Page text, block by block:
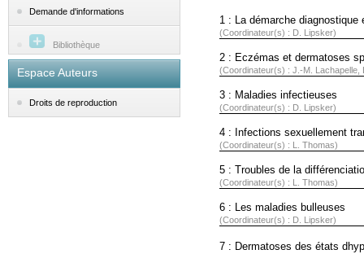
Demande d'informations
Bibliothèque
Espace Auteurs
Droits de reproduction
1 : La démarche diagnostique
(Coordinateur(s) : D. Lipsker)
2 : Eczémas et dermatoses
(Coordinateur(s) : J.-M. Lachapelle,
3 : Maladies infectieuses
(Coordinateur(s) : D. Lipsker)
4 : Infections sexuellement
(Coordinateur(s) : L. Thomas)
5 : Troubles de la
(Coordinateur(s) : L. Thomas)
6 : Les maladies bulleuses
(Coordinateur(s) : D. Lipsker)
7 : Dermatoses des états